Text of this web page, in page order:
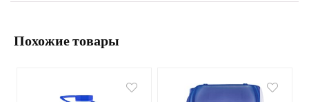
Похожие товары